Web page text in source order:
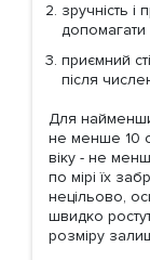
зручність і
допомагати
приємний
після
Для
не менше 10
віку - не
по мірі їх
нецільово,
швидко
розміру